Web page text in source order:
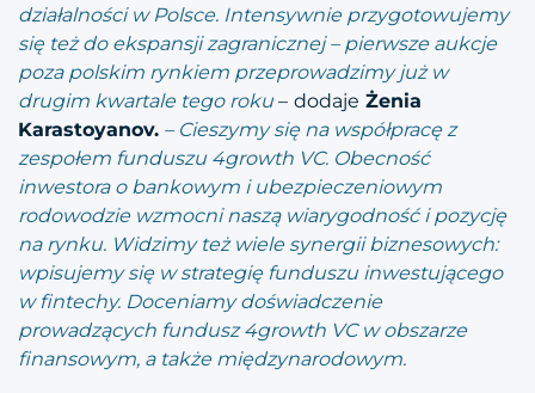
działalności w Polsce. Intensywnie przygotowujemy
się też do ekspansji zagranicznej – pierwsze aukcje
poza polskim rynkiem przeprowadzimy już w
drugim kwartale tego roku – dodaje Żenia
Karastoyanov. – Cieszymy się na współpracę z
zespołem funduszu 4growth VC. Obecność
inwestora o bankowym i ubezpieczeniowym
rodowodzie wzmocni naszą wiarygodność i pozycję
na rynku. Widzimy też wiele synergii biznesowych:
wpisujemy się w strategię funduszu inwestującego
w fintechy. Doceniamy doświadczenie
prowadzących fundusz 4growth VC w obszarze
finansowym, a także międzynarodowym.